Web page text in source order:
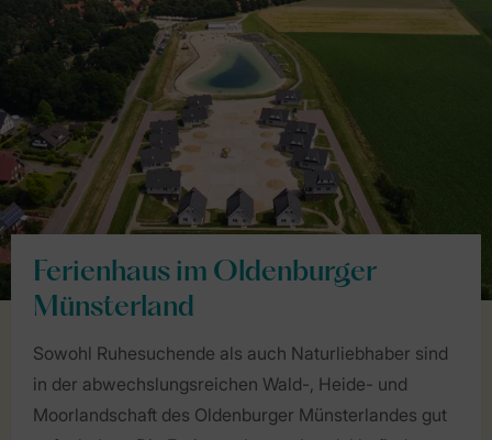
Ferienhaus im Oldenburger
Münsterland
Sowohl Ruhesuchende als auch Naturliebhaber sind
in der abwechslungsreichen Wald-, Heide- und
Moorlandschaft des Oldenburger Münsterlandes gut